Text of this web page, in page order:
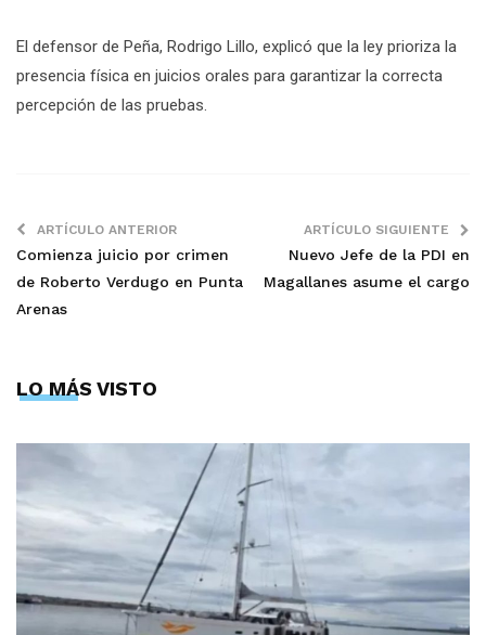
El defensor de Peña, Rodrigo Lillo, explicó que la ley prioriza la
presencia física en juicios orales para garantizar la correcta
percepción de las pruebas.
ARTÍCULO ANTERIOR
Comienza juicio por crimen
de Roberto Verdugo en Punta
Arenas
ARTÍCULO SIGUIENTE
Nuevo Jefe de la PDI en
Magallanes asume el cargo
LO MÁS VISTO